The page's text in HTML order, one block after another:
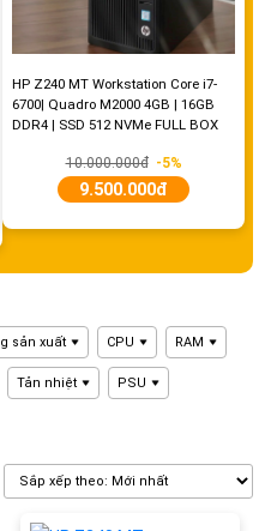
HP Z240 MT Workstation Core i7-
6700| Quadro M2000 4GB | 16GB
DDR4 | SSD 512 NVMe FULL BOX
10.000.000đ-5%
9.500.000đ
sản xuất CPU RAM
Tản nhiệt PSU